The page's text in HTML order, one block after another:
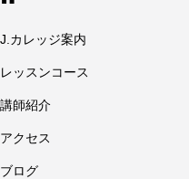
J.カレッジ案内
レッスンコース
講師紹介
アクセス
ブログ